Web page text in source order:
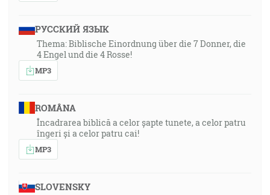
РУССКИЙ ЯЗЫК
Thema: Biblische Einordnung über die 7 Donner, die
4 Engel und die 4 Rosse!
MP3
ROMÂNA
Încadrarea biblică a celor șapte tunete, a celor patru
îngeri și a celor patru cai!
MP3
SLOVENSKY